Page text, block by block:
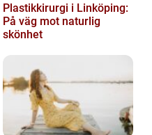
Plastikkirurgi i Linköping:
På väg mot naturlig
skönhet